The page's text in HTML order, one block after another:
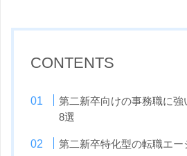
CONTENTS
第二新卒向けの事務職に強
8選
第二新卒特化型の転職エー